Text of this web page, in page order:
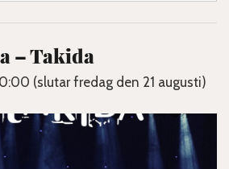
– Takida
(slutar fredag den 21 augusti)